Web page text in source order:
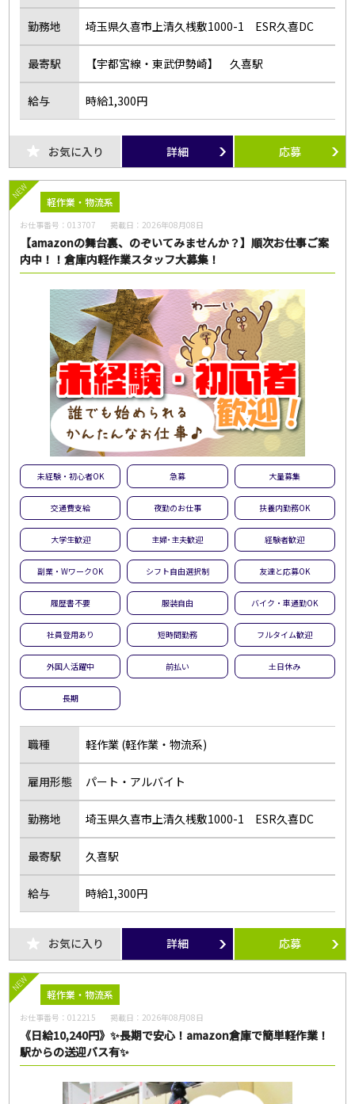
勤務地 埼玉県久喜市上清久桟敷1000-1 ESR久喜DC
最寄駅 【宇都宮線・東武伊勢崎】 久喜駅
給与 時給1,300円
お気に入り 詳細 応募
NEW
軽作業・物流系
お仕事番号：013707 掲載日： 2026年08月08日
【amazonの舞台裏、のぞいてみませんか？】順次お仕事ご案
内中！！倉庫内軽作業スタッフ大募集！
未経験・初心者OK 急募 大量募集
交通費支給 夜勤のお仕事 扶養内勤務OK
大学生歓迎 主婦･主夫歓迎 経験者歓迎
副業・WワークOK シフト自由選択制 友達と応募OK
履歴書不要 服装自由 バイク・車通勤OK
社員登用あり 短時間勤務 フルタイム歓迎
外国人活躍中 前払い 土日休み
長期
職種 軽作業 (軽作業・物流系)
雇用形態 パート・アルバイト
勤務地 埼玉県久喜市上清久桟敷1000-1 ESR久喜DC
最寄駅 久喜駅
給与 時給1,300円
お気に入り 詳細 応募
NEW
軽作業・物流系
お仕事番号：012215 掲載日： 2026年08月08日
《日給10,240円》✨長期で安心！amazon倉庫で簡単軽作業！
駅からの送迎バス有✨